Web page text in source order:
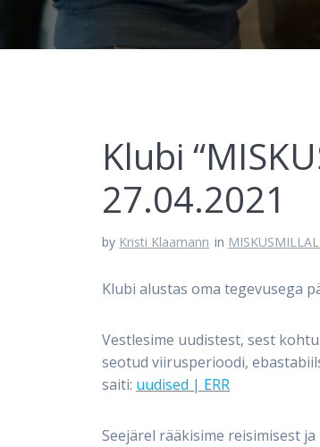
Klubi
27.04.2021
by Kristi Klaamann in
Klubi alustas oma tegevusega
Vestlesime uudistest, sest
seotud viirusperioodi,
saiti: uudised | ERR
Seejärel rääkisime reisimisest